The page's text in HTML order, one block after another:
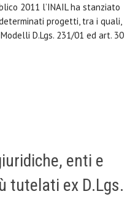
2011 l’INAIL ha stanziato
progetti, tra i quali,
D.Lgs. 231/01 ed art. 30
enti e
tutelati ex D.Lgs.